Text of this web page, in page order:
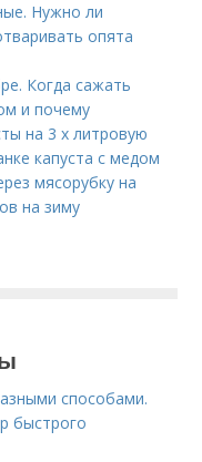
Нужно ли
опята
Когда сажать
и почему
на 3 х литровую
капуста с медом
мясорубку на
на зиму
способами.
быстрого